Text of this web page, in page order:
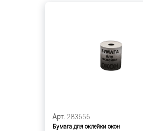
Арт. 283656
Бумага для оклейки окон